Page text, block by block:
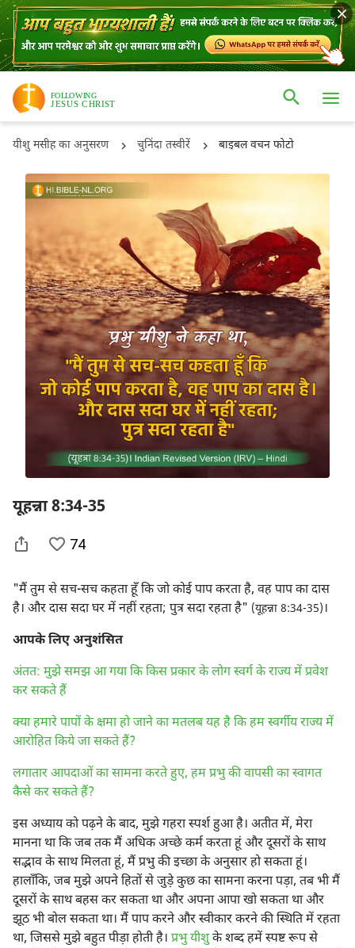
यीशु मसीह का अनुसरण चुनिंदा तस्वीरें बाइबल वचन फोटो
यूहन्ना 8:34-35
74
"मैं तुम से सच-सच कहता हूँ कि जो कोई पाप करता है, वह पाप का दास
है। और दास सदा घर में नहीं रहता; पुत्र सदा रहता है" (यूहन्ना 8:34-35) ।
आपके लिए अनुशंसित
अंतत: मुझे समझ आ गया कि किस प्रकार के लोग स्वर्ग के राज्य में प्रवेश
कर सकते हैं
क्या हमारे पापों के क्षमा हो जाने का मतलब यह है कि हम स्वर्गीय राज्य में
आरोहित किये जा सकते हैं?
लगातार आपदाओं का सामना करते हुए, हम प्रभु की वापसी का स्वागत
कैसे कर सकते हैं?
इस अध्याय को पढ़ने के बाद, मुझे गहरा स्पर्श हुआ है। अतीत में, मेरा
मानना ​​था कि जब तक मैं अधिक अच्छे कर्म करता हूं और दूसरों के साथ
सद्भाव के साथ मिलता हूं, मैं प्रभु की इच्छा के अनुसार हो सकता हूं।
हालाँकि, जब मुझे अपने हितों से जुड़े कुछ का सामना करना पड़ा, तब भी मैं
दूसरों के साथ बहस कर सकता था और अपना आपा खो सकता था और
झूठ भी बोल सकता था। मैं पाप करने और स्वीकार करने की स्थिति में रहता
था, जिससे मुझे बहुत पीड़ा होती है। प्रभु यीशुके शब्द हमें स्पष्ट रूप से